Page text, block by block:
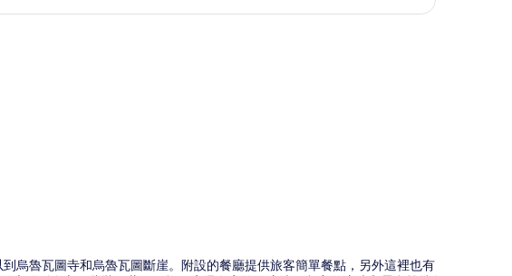
烏魯瓦圖寺和烏魯瓦圖斷崖。附設的餐廳提供旅客簡單餐點，另外這裡也有